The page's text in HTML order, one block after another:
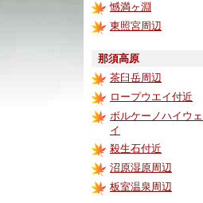
憾満ヶ淵
東照宮周辺
那須高原
茶臼岳周辺
ロープウエイ付近
ボルケーノハイウェ
イ
殺生石付近
沼原湿原周辺
板室温泉周辺